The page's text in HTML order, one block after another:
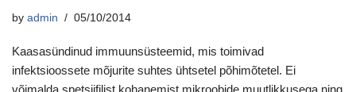
by admin 05/10/2014
Kaasasündinud immuunsüsteemid, mis toimivad
infektsioossete mõjurite suhtes ühtsetel põhimõtetel. Ei
võimalda spetsiifilist kohanemist mikroobide muutlikkusega ning